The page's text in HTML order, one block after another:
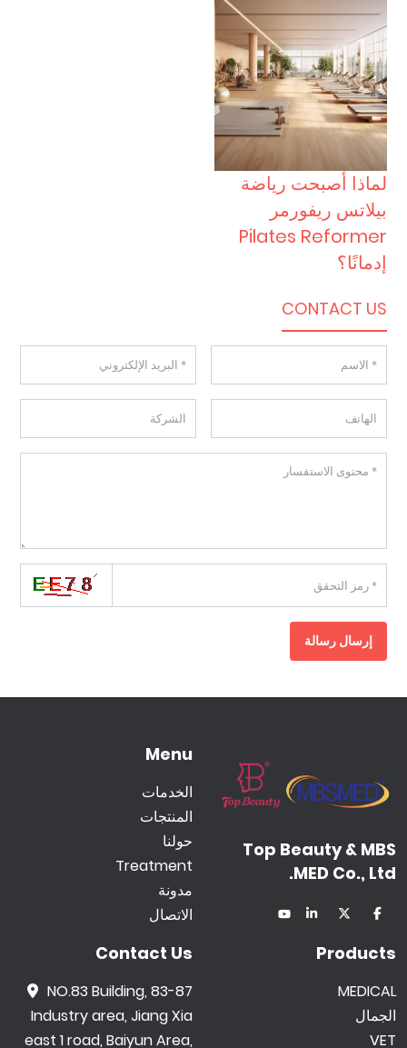
لماذا أصبحت رياضة
بيلاتس ريفورمر
Pilates Reformer
إدمانًا؟
CONTACT US
إرسال رسالة
Top Beauty & MBS
MED Co., Ltd.
Menu
الخدمات
المنتجات
حولنا
Treatment
مدونة
الاتصال
Products
MEDICAL
الجمال
VET
Contact Us
NO.83 Building, 83-87
Industry area, Jiang Xia
east 1 road, Baiyun Area,